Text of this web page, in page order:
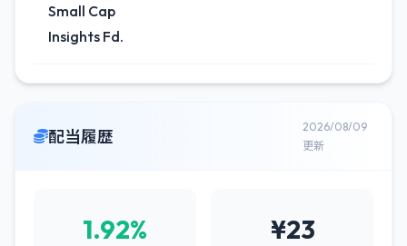
Small Cap
Insights Fd.
配当履歴
2026/08/09
更新
1.92% ¥23